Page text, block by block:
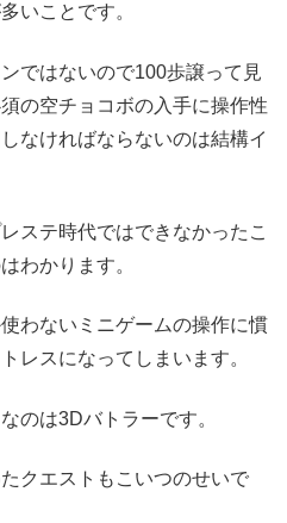
いことです。
ではないので100歩譲って見
の空チョコボの入手に操作性
なければならないのは結構イ
ステ時代ではできなかったこ
わかります。
わないミニゲームの操作に慣
レスになってしまいます。
のは3Dバトラーです。
クエストもこいつのせいで